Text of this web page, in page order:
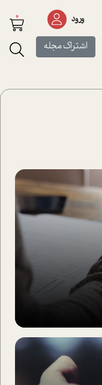
ورود
اشتراک مجله
0